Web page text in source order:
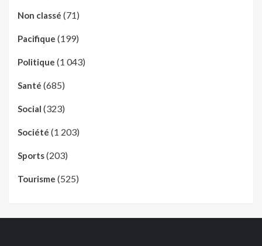
Non classé (71)
Pacifique (199)
Politique (1 043)
Santé (685)
Social (323)
Société (1 203)
Sports(203)
Tourisme (525)